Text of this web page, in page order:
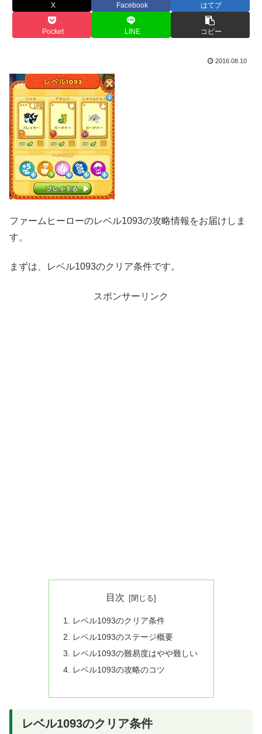
X Facebook はてブ
Pocket LINE コピー
2016.08.10
ファームヒーローのレベル1093の攻略情報をお届けしま
す。
まずは、レベル1093のクリア条件です。
スポンサーリンク
目次
レベル1093のクリア条件
レベル1093のステージ概要
レベル1093の難易度はやや難しい
レベル1093の攻略のコツ
レベル1093のクリア条件